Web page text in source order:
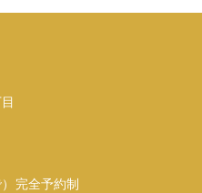
完全予約制